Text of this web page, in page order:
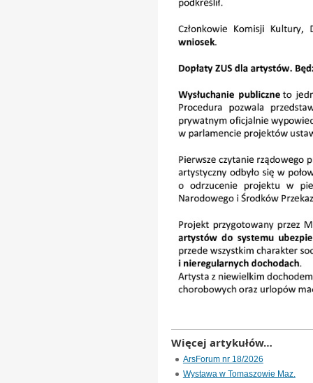
Więcej artykułów…
ArsForum nr 18/2026
Wystawa w Tomaszowie Maz.